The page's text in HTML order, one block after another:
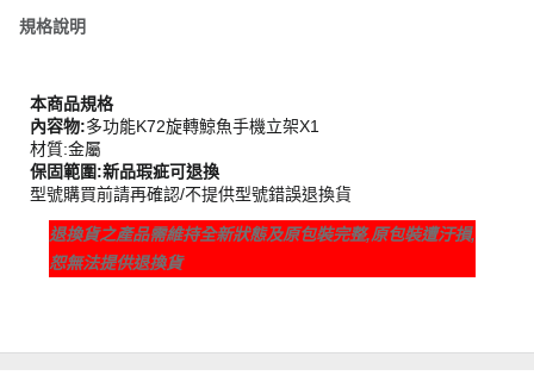
規格說明
本商品規格
內容物:多功能K72旋轉鯨魚手機立架X1
材質:金屬
保固範圍:新品瑕疵可退換
型號購買前請再確認/不提供型號錯誤退換貨
退換貨之產品需維持全新狀態及原包裝完整,原包裝遭汙損,
恕無法提供退換貨